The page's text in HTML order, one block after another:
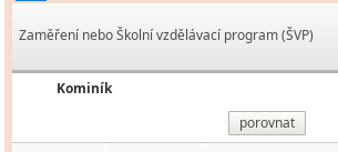
Zaměření nebo Školní vzdělávací program (ŠVP)
Kominík
porovnat